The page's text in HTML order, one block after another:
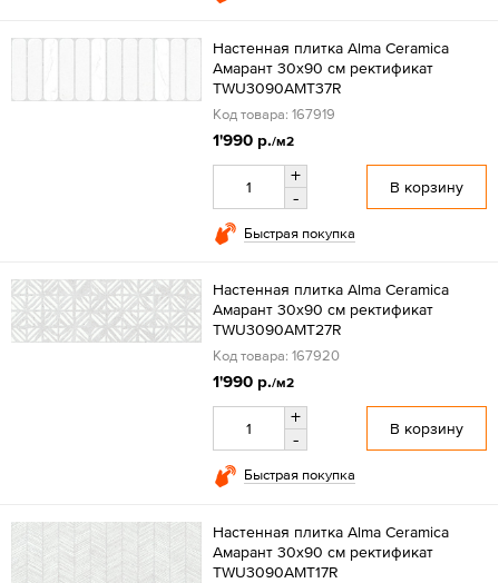
Настенная плитка Alma Ceramica
Амарант 30x90 см ректификат
TWU3090AMT37R
Код товара: 167919
1'990 р./м2
+
-
В корзину
Быстрая покупка
Настенная плитка Alma Ceramica
Амарант 30x90 см ректификат
TWU3090AMT27R
Код товара: 167920
1'990 р./м2
+
-
В корзину
Быстрая покупка
Настенная плитка Alma Ceramica
Амарант 30x90 см ректификат
TWU3090AMT17R